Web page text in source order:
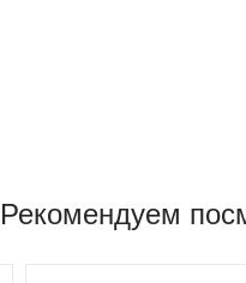
Рекомендуем